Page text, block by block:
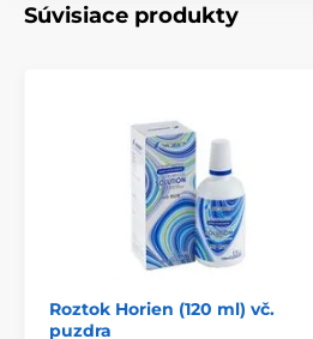
Súvisiace produkty
Roztok Horien (120 ml) vč.
puzdra